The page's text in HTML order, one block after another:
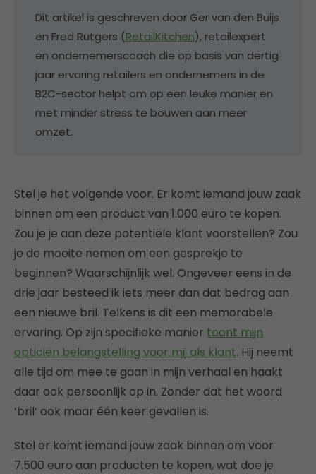
Dit artikel is geschreven door Ger van den Buijs
en Fred Rutgers (RetailKitchen), retailexpert
en ondernemerscoach die op basis van dertig
jaar ervaring retailers en ondernemers in de
B2C-sector helpt om op een leuke manier en
met minder stress te bouwen aan meer
omzet.
Stel je het volgende voor. Er komt iemand jouw zaak
binnen om een product van 1.000 euro te kopen.
Zou je je aan deze potentiële klant voorstellen? Zou
je de moeite nemen om een gesprekje te
beginnen? Waarschijnlijk wel. Ongeveer eens in de
drie jaar besteed ik iets meer dan dat bedrag aan
een nieuwe bril. Telkens is dit een memorabele
ervaring. Op zijn specifieke manier toont mijn
opticiën belangstelling voor mij als klant. Hij neemt
alle tijd om mee te gaan in mijn verhaal en haakt
daar ook persoonlijk op in. Zonder dat het woord
‘bril’ ook maar één keer gevallen is.
Stel er komt iemand jouw zaak binnen om voor
7.500 euro aan producten te kopen, wat doe je